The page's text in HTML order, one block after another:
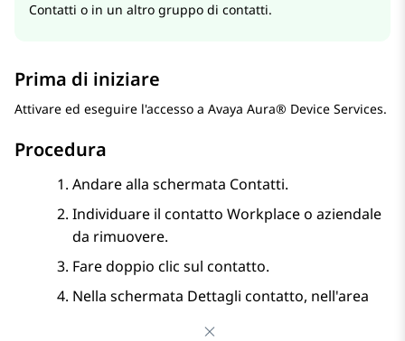
Contatti o in un altro gruppo di contatti.
Prima di iniziare
Attivare ed eseguire l'accesso a Avaya Aura® Device Services.
Procedura
Andare alla schermata Contatti.
Individuare il contatto Workplace o aziendale
da rimuovere.
Fare doppio clic sul contatto.
Nella schermata Dettagli contatto, nell'area